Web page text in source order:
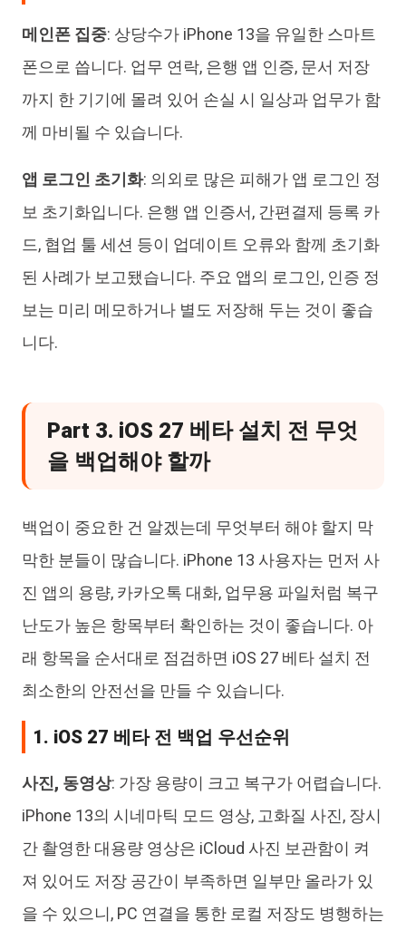
메인폰 집중: 상당수가 iPhone 13을 유일한 스마트
폰으로 씁니다. 업무 연락, 은행 앱 인증, 문서 저장
까지 한 기기에 몰려 있어 손실 시 일상과 업무가 함
께 마비될 수 있습니다.
앱 로그인 초기화: 의외로 많은 피해가 앱 로그인 정
보 초기화입니다. 은행 앱 인증서, 간편결제 등록 카
드, 협업 툴 세션 등이 업데이트 오류와 함께 초기화
된 사례가 보고됐습니다. 주요 앱의 로그인, 인증 정
보는 미리 메모하거나 별도 저장해 두는 것이 좋습
니다.
Part 3. iOS 27 베타 설치 전 무엇
을 백업해야 할까
백업이 중요한 건 알겠는데 무엇부터 해야 할지 막
막한 분들이 많습니다. iPhone 13 사용자는 먼저 사
진 앱의 용량, 카카오톡 대화, 업무용 파일처럼 복구
난도가 높은 항목부터 확인하는 것이 좋습니다. 아
래 항목을 순서대로 점검하면 iOS 27 베타 설치 전
최소한의 안전선을 만들 수 있습니다.
1. iOS 27 베타 전 백업 우선순위
사진, 동영상: 가장 용량이 크고 복구가 어렵습니다.
iPhone 13의 시네마틱 모드 영상, 고화질 사진, 장시
간 촬영한 대용량 영상은 iCloud 사진 보관함이 켜
져 있어도 저장 공간이 부족하면 일부만 올라가 있
을 수 있으니, PC 연결을 통한 로컬 저장도 병행하는